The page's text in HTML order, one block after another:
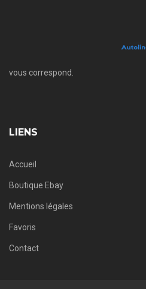
vous correspond.
LIENS
Accueil
Boutique Ebay
Mentions légales
Favoris
Contact